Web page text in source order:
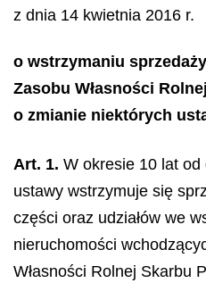
z dnia 14 kwietnia 2016 r.
o wstrzymaniu
Zasobu Własności
o zmianie niektórych
Art. 1. W okresie 10 lat
ustawy wstrzymuje się
części oraz udziałów we
nieruchomości
Własności Rolnej Skarbu